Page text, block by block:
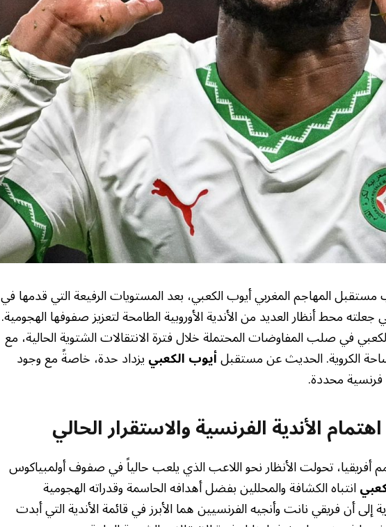
المهاجم المغربي أيوب الكعبي، بعد المستويات الرفيعة التي قدمها في
جعلته محط أنظار العديد من الأندية الأوروبية الطامحة لتعزيز صفوفها الهجومية.
في صلب المفاوضات المحتملة خلال فترة الانتقالات الشتوية الحالية، مع
الكروية. الحديث عن مستقبلأيوب الكعبييزداد حدة، خاصةً مع وجود
فرنسية محددة.
الأندية الفرنسية والاستقرار الحالي
أفريقيا، تحولت الأنظار نحو اللاعب الذي يلعب حالياً في صفوف أولمبياكوس
انتباه الكشافة والمحللين بفضل أهدافه الحاسمة وقدراته الهجومية
إلى أن فريقي نانت وأنجيه الفرنسيين هما الأبرز في قائمة الأندية التي أبدت